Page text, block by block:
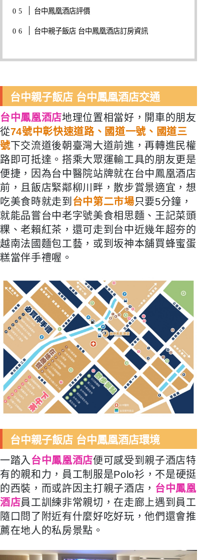
台中鳳凰酒店評價
台中親子飯店 台中鳳凰酒店訂房資訊
台中親子飯店 台中鳳凰酒店交通
台中鳳凰酒店地理位置相當好，開車的朋友
從74號中彰快速道路、國道一號、國道三
號下交流道後朝臺灣大道前進，再轉進民權
路即可抵達。搭乘大眾運輸工具的朋友更是
便捷，因為台中醫院站牌就在台中鳳凰酒店
前，且飯店緊鄰柳川畔，散步賞景適宜，想
吃美食時就走到 台中第二市場只要5分鐘，
就能品嘗台中老字號美食相思麵、王記菜頭
粿、老賴紅茶，還可走到台中近幾年超夯的
越南法國麵包工藝，或到坂神本舖買蜂蜜蛋
糕當伴手禮喔。
台中親子飯店 台中鳳凰酒店環境
一踏入 台中鳳凰酒店便可感受到親子酒店特
有的親和力，員工制服是Polo衫，不是硬挺
的西裝，而或許因主打親子酒店， 台中鳳凰
酒店員工訓練非常親切，在走廊上遇到員工
隨口問了附近有什麼好吃好玩，他們還會推
薦在地人的私房景點。